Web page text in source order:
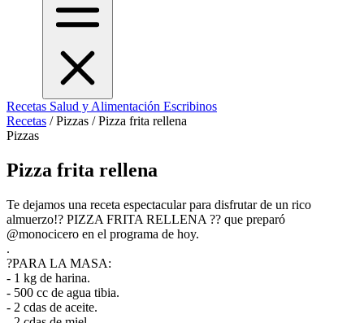
Recetas Salud y Alimentación Escribinos
Recetas / Pizzas / Pizza frita rellena
Pizzas
Pizza frita rellena
Te dejamos una receta espectacular para disfrutar de un rico
almuerzo!? PIZZA FRITA RELLENA ?? que preparó
@monocicero en el programa de hoy.
.
?PARA LA MASA:
- 1 kg de harina.
- 500 cc de agua tibia.
- 2 cdas de aceite.